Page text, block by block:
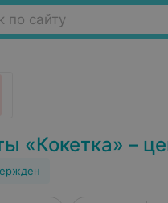
по сайту
«Кокетка» –